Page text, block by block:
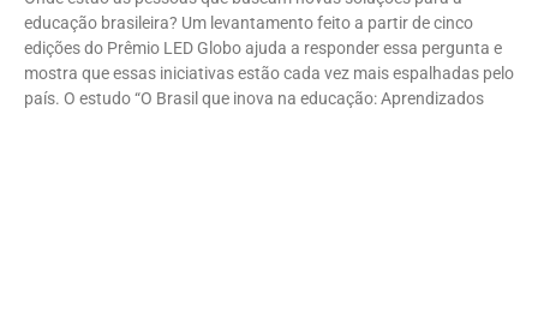
educação brasileira? Um levantamento feito a partir de cinco
edições do Prêmio LED Globo ajuda a responder essa pergunta e
mostra que essas iniciativas estão cada vez mais espalhadas pelo
país. O estudo “O Brasil que inova na educação: Aprendizados